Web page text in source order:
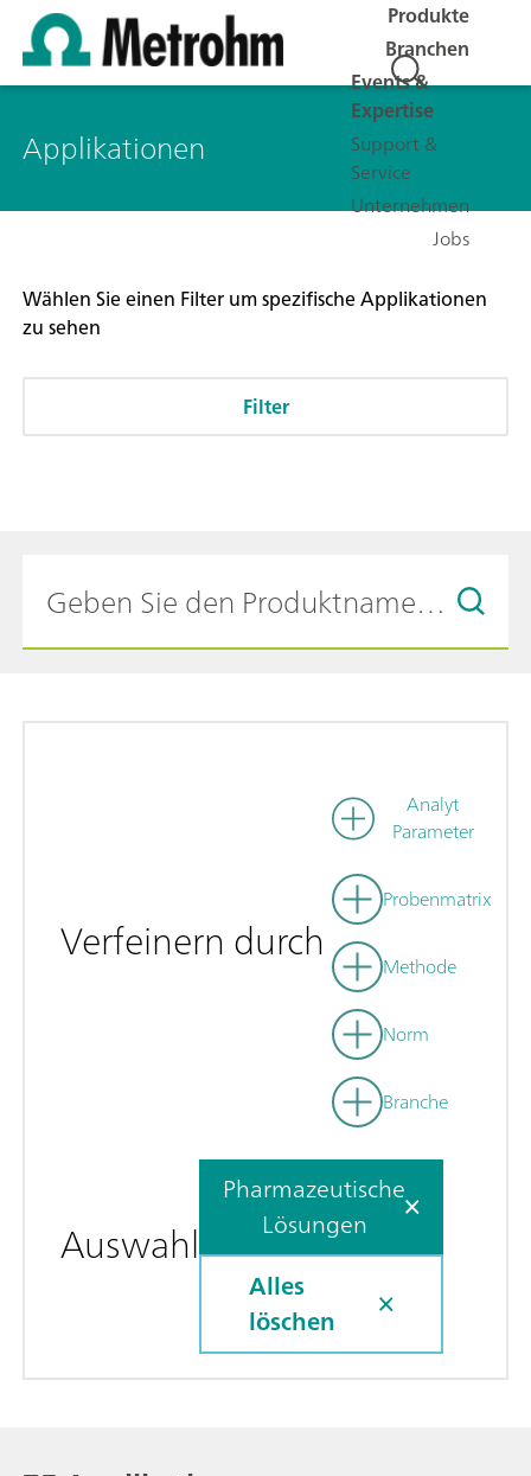
Produkte
Branchen
Events &
Expertise
Support &
Service
Unternehmen
Jobs
Applikationen
Wählen Sie einen Filter um spezifische Applikationen
zu sehen
Filter
Verfeinern durch
Analyt
Parameter
Probenmatrix
Methode
Norm
Branche
Auswahl
Pharmazeutische
Lösungen
Alles
löschen